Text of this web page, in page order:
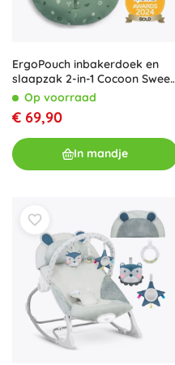
ErgoPouch inbakerdoek en
slaapzak 2-in-1 Cocoon Sweet
Orchard 2,5 TOG (0–3
maanden, 3–6 kg)
Op voorraad
€ 69,90
In mandje